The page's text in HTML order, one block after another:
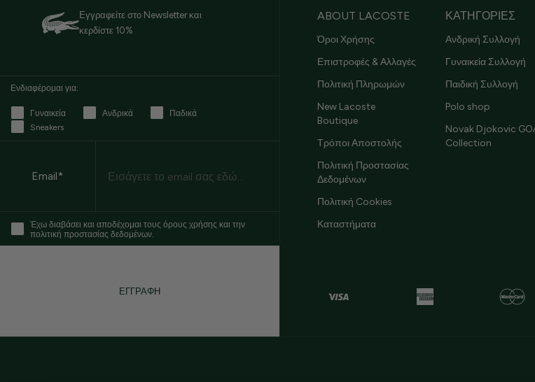
Εγγραφείτε στο Newsletter και
κερδίστε 10%
Ενδιαφέρομαι για:
Γυναικεία Ανδρικά
Παδικά
Sneakers
Email*
Έχω διαβάσει και αποδέχομαι τους όρους χρήσης και την
πολιτική προστασίας δεδομένων.
ΕΓΓΡΑΦΗ
ABOUT LACOSTE
Όροι Χρήσης
Επιστροφές & Αλλαγές
Πολιτική Πληρωμών
New Lacoste
Boutique
Τρόποι Αποστολής
Πολιτική Προστασίας
Δεδομένων
Πολιτική Cookies
Καταστήματα
ΚΑΤΗΓΟΡΙΕΣ
Ανδρική Συλλογή
Γυναικεία Συλλογή
Παιδική Συλλογή
Polo shop
Novak Djokovic
Collection